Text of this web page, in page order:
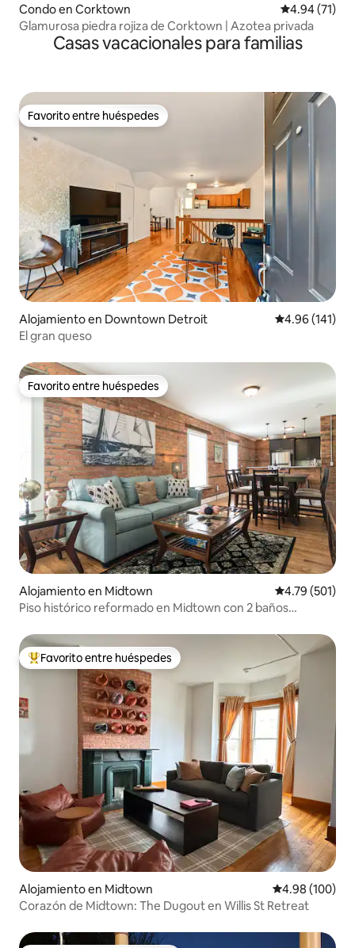
Condo en Corktown Calificación
4.94 (71)
Glamurosa piedra rojiza de Corktown | Azotea privada
Casas vacacionales para familias
Favorito entre huéspedes
Favorito entre huéspedes
Alojamiento en Downtown Detroit Calificación
4.96 (141)
El gran queso
Favorito entre huéspedes
Favorito entre huéspedes
Alojamiento en Midtown Calificación
4.79 (501)
Piso histórico reformado en Midtown con 2 baños
Favorito entre huéspedes preferido
Favorito entre huéspedes
Alojamiento en Midtown Calificación
4.98 (100)
Corazón de Midtown: The Dugout en Willis St Retreat